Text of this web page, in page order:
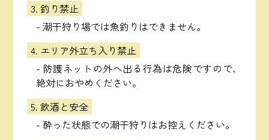
3. 釣り禁止
- 潮干狩り場では魚釣りはできません。
4. エリア外立ち入り禁止
- 防護ネットの外へ出る行為は危険ですので、
絶対におやめください。
5. 飲酒と安全
- 酔った状態での潮干狩りはお控えください。